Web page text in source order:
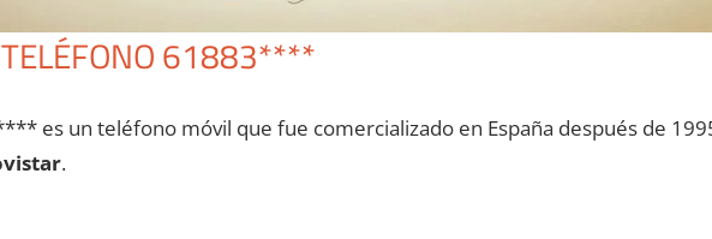
61883****
es un teléfono móvil quе fue comercializado en España después dе
.